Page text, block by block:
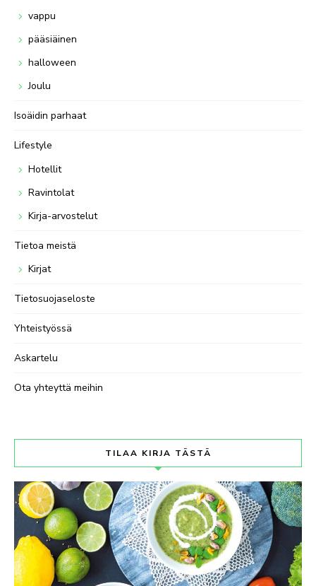
vappu
pääsiäinen
halloween
Joulu
Isoäidin parhaat
Lifestyle
Hotellit
Ravintolat
Kirja-arvostelut
Tietoa meistä
Kirjat
Tietosuojaseloste
Yhteistyössä
Askartelu
Ota yhteyttä meihin
TILAA KIRJA TÄSTÄ